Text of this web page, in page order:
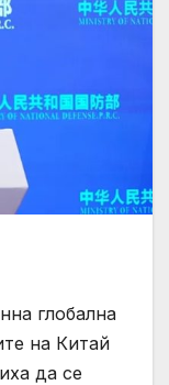
глобална
на Китай
да се